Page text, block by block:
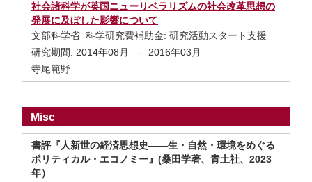
社会諸科学が英国ニューリベラリズムの社会改革思想の
発展に及ぼした影響について
文部科学省 科学研究費補助金: 研究活動スタート支援
研究期間: 2014年08月 -
2016年03月
寺尾範野
Misc
書評『人新世の経済思想史――生・自然・環境をめぐる
ポリティカル・エコノミー』(桑田学著、青土社、2023
年）